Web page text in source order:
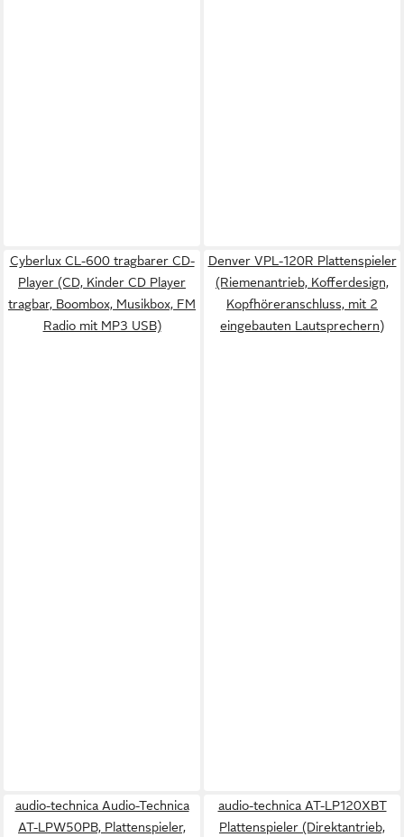
Cyberlux CL-600 tragbarer CD-
Player (CD, Kinder CD Player
tragbar, Boombox, Musikbox, FM
Radio mit MP3 USB)
Denver VPL-120R Plattenspieler
(Riemenantrieb, Kofferdesign,
Kopfhöreranschluss, mit 2
eingebauten Lautsprechern)
audio-technica Audio-Technica
AT-LPW50PB, Plattenspieler,
audio-technica AT-LP120XBT
Plattenspieler (Direktantrieb,